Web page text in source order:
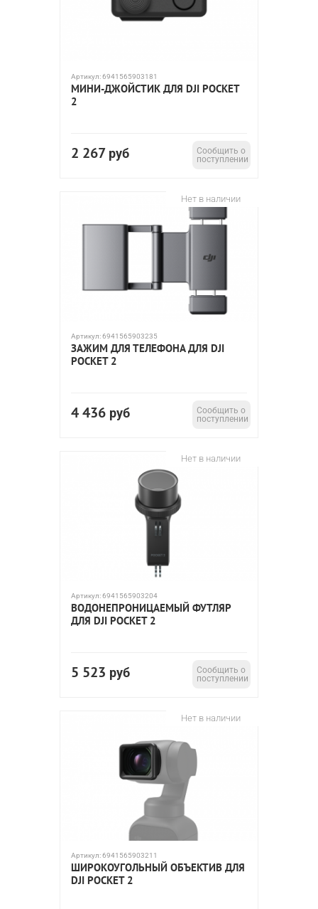
Артикул:6941565903181
МИНИ-ДЖОЙСТИК ДЛЯ DJI POCKET
2
2 267 руб
Сообщить о
поступлении
Нет в наличии
Артикул:6941565903235
ЗАЖИМ ДЛЯ ТЕЛЕФОНА ДЛЯ DJI
POCKET 2
4 436 руб
Сообщить о
поступлении
Нет в наличии
Артикул:6941565903204
ВОДОНЕПРОНИЦАЕМЫЙ ФУТЛЯР
ДЛЯ DJI POCKET 2
5 523 руб
Сообщить о
поступлении
Нет в наличии
Артикул:6941565903211
ШИРОКОУГОЛЬНЫЙ ОБЪЕКТИВ ДЛЯ
DJI POCKET 2